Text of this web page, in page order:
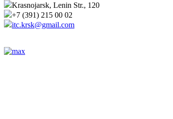
Krasnojarsk, Lenin Str., 120
+7 (391) 215 00 02
itc.krsk@gmail.com